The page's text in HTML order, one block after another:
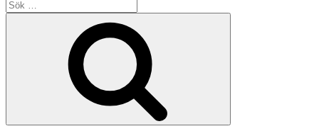
Sök
efter: